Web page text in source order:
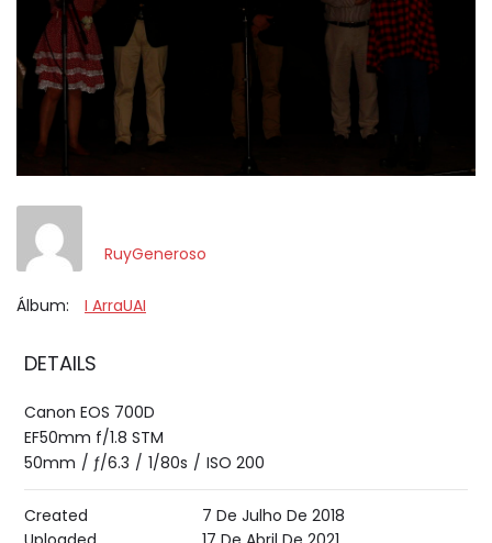
RuyGeneroso
Álbum: I ArraUAI
DETAILS
Canon EOS 700D
EF50mm f/1.8 STM
50mm / ƒ/6.3 / 1/80s / ISO 200
Created
7 De Julho De 2018